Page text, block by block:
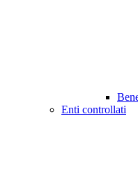
Enti controllati